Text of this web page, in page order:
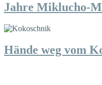
Jahre Miklucho-
Hände weg vom